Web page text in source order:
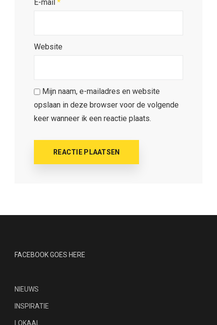
E-mail *
Website
Mijn naam, e-mailadres en website
opslaan in deze browser voor de volgende
keer wanneer ik een reactie plaats.
FACEBOOK GOES HERE
NIEUWS
INSPIRATIE
LOKAAL